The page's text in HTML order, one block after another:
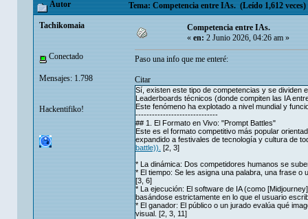
Autor Tema: Competencia entre IAs. (Leído 1,612 veces)
Tachikomaia
Conectado
Mensajes: 1.798
Hackentifiko!
Competencia entre IAs.
«en:2 Junio 2026, 04:26 am »
Paso una info que me enteré:
Citar
Sí, existen este tipo de competencias y se dividen
Leaderboards técnicos (donde compiten las IA
Este fenómeno ha explotado a nivel mundial y
------------------------------
## 1. El Formato en Vivo: "Prompt Battles"
Este es el formato competitivo más popular
expandido a festivales de tecnología y cultura de
battle)).
[2, 3]
* La dinámica: Dos competidores humanos se
* El tiempo: Se les asigna una palabra, una frase
[3, 6]
* La ejecución: El software de IA (como
basándose estrictamente en lo que el usuario
* El ganador: El público o un jurado evalúa qué
visual. [2, 3, 11]